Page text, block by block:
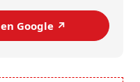
Google ↗️